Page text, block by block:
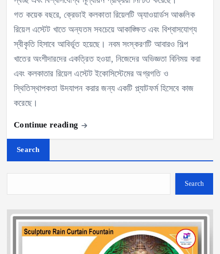
গত কয়েক বছরে, ক্রেডাই কলকাতা রিয়েলটি অ্যাওয়ার্ডস আঞ্চলিক
রিয়েল এস্টেট খাতে অন্যতম সবচেয়ে আকাঙ্ক্ষিত এবং বিশ্বাসযোগ্য
স্বীকৃতি হিসাবে আবির্ভূত হয়েছে। নবম সংস্করণটি আবারও শিল্প
খাতের অংশীদারদের একত্রিত হওয়া, নিজেদের অভিজ্ঞতা বিনিময় করা
এবং কলকাতার রিয়েল এস্টেট ইকোসিস্টেমের অগ্রগতি ও
স্থিতিস্থাপকতা উদযাপন করার জন্য একটি প্ল্যাটফর্ম হিসেবে কাজ
করেছে।
Continue reading
Search
Search